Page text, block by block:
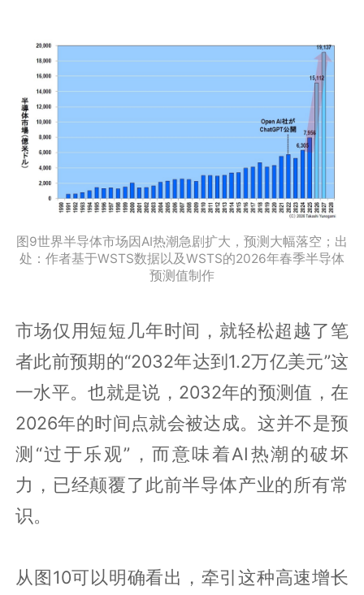
图9世界半导体市场因AI热潮急剧扩大，预测大幅落空；出
处：作者基于WSTS数据以及WSTS的2026年春季半导体
预测值制作
市场仅用短短几年时间，就轻松超越了笔
者此前预期的“2032年达到1.2万亿美元”这
一水平。也就是说，2032年的预测值，在
2026年的时间点就会被达成。这并不是预
测“过于乐观”，而意味着AI热潮的破坏
力，已经颠覆了此前半导体产业的所有常
识。
从图10可以明确看出，牵引这种高速增长